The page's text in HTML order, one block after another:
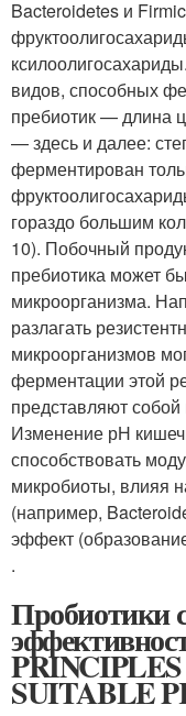
Bacteroidetes и
видов, способных
пребиотик — длина
— здесь и далее:
ферментирован
гораздо большим
10). Побочный
пребиотика может
микроорганизма.
разлагать
микроорганизмов
ферментации этой
представляют
Изменение рН
способствовать
микробиоты, влияя
(например,
эффект
.
Пробиотики
SUITABLE